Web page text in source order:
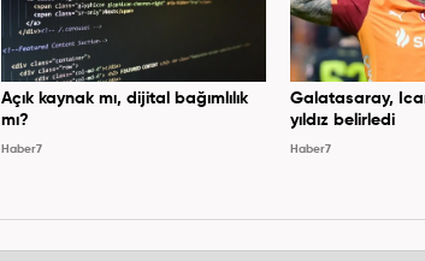
Açık kaynak mı, dijital bağımlılık
mı?
Haber7
Galatasaray,
yıldız belirledi
Haber7